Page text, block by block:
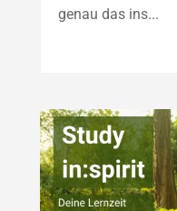
genau das ins...